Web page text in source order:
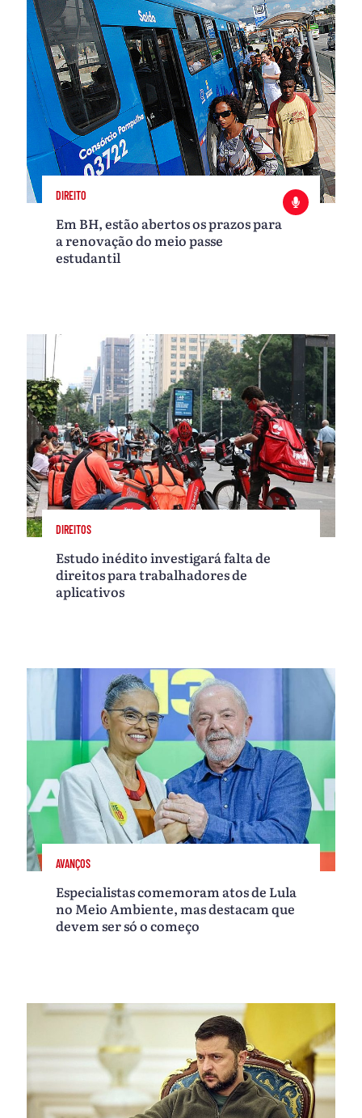
DIREITO
Em BH, estão abertos os prazos para
a renovação do meio passe
estudantil
DIREITOS
Estudo inédito investigará falta de
direitos para trabalhadores de
aplicativos
AVANÇOS
Especialistas comemoram atos de Lula
no Meio Ambiente, mas destacam que
devem ser só o começo